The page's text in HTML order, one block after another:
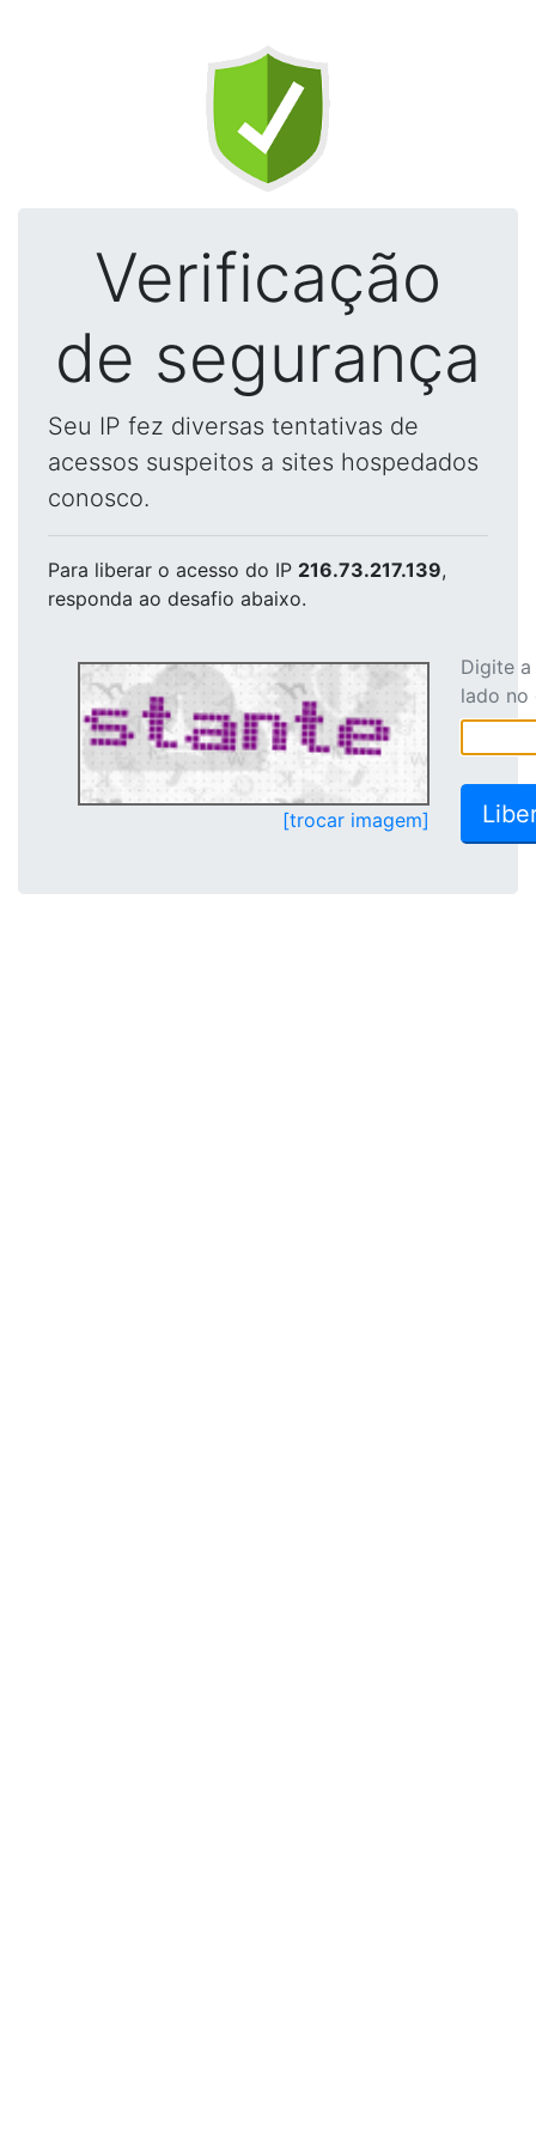
Verificação
de segurança
Seu IP fez diversas tentativas de
acessos suspeitos a sites hospedados
conosco.
Para liberar o acesso do IP 216.73.217.139,
responda ao desafio abaixo.
[trocar imagem]
Digite
lado no